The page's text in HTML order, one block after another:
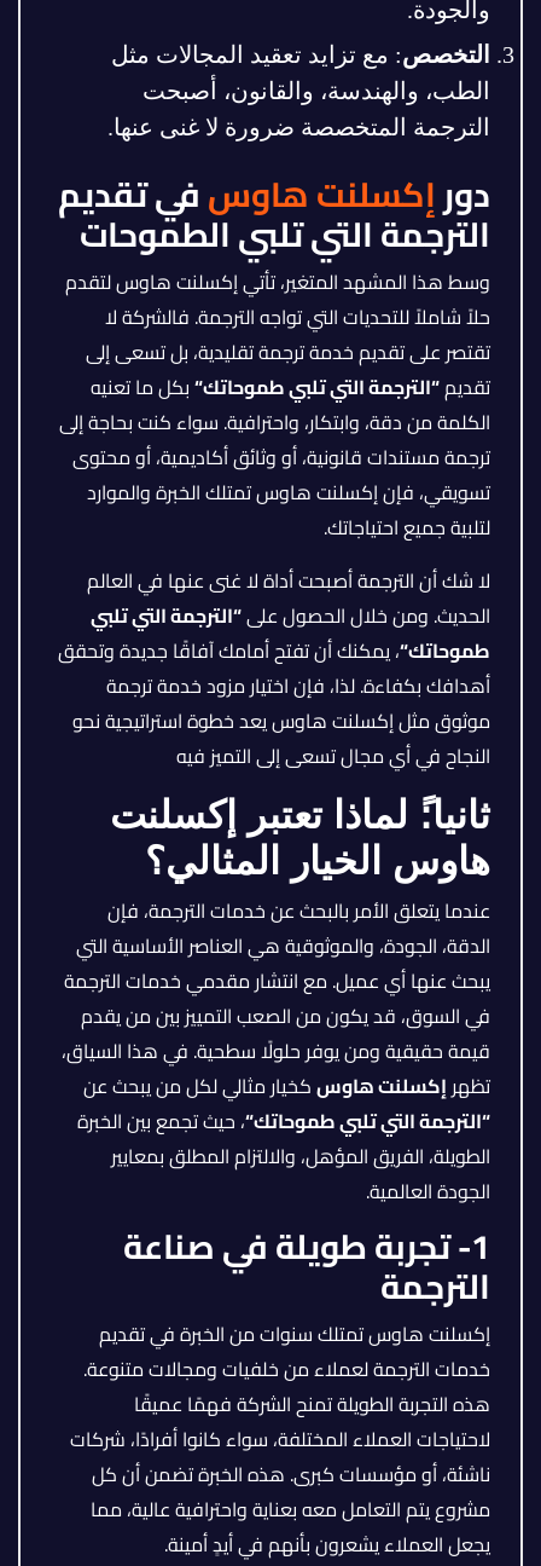
والجودة.
التخصص: مع تزايد تعقيد المجالات مثل
الطب، والهندسة، والقانون، أصبحت
الترجمة المتخصصة ضرورة لا غنى عنها.
دورإكسلنت هاوسفي تقديم
الترجمة التي تلبي الطموحات
وسط هذا المشهد المتغير، تأتي إكسلنت هاوس لتقدم
حلاً شاملاً للتحديات التي تواجه الترجمة. فالشركة لا
تقتصر على تقديم خدمة ترجمة تقليدية، بل تسعى إلى
تقديم“الترجمة التي تلبي طموحاتك“بكل ما تعنيه
الكلمة من دقة، وابتكار، واحترافية. سواء كنت بحاجة إلى
ترجمة مستندات قانونية، أو وثائق أكاديمية، أو محتوى
تسويقي، فإن إكسلنت هاوس تمتلك الخبرة والموارد
لتلبية جميع احتياجاتك.
لا شك أن الترجمة أصبحت أداة لا غنى عنها في العالم
الحديث. ومن خلال الحصول على“الترجمة التي تلبي
طموحاتك“، يمكنك أن تفتح أمامك آفاقًا جديدة وتحقق
أهدافك بكفاءة. لذا، فإن اختيار مزود خدمة ترجمة
موثوق مثل إكسلنت هاوس يعد خطوة استراتيجية نحو
النجاح في أي مجال تسعى إلى التميز فيه
ثانيا:ً لماذا تعتبر إكسلنت
هاوس الخيار المثالي؟
عندما يتعلق الأمر بالبحث عن خدمات الترجمة، فإن
الدقة، الجودة، والموثوقية هي العناصر الأساسية التي
يبحث عنها أي عميل. مع انتشار مقدمي خدمات الترجمة
في السوق، قد يكون من الصعب التمييز بين من يقدم
قيمة حقيقية ومن يوفر حلولًا سطحية. في هذا السياق،
تظهر إكسلنت هاوسكخيار مثالي لكل من يبحث عن
“الترجمة التي تلبي طموحاتك“، حيث تجمع بين الخبرة
الطويلة، الفريق المؤهل، والالتزام المطلق بمعايير
الجودة العالمية.
1- تجربة طويلة في صناعة
الترجمة
إكسلنت هاوس تمتلك سنوات من الخبرة في تقديم
خدمات الترجمة لعملاء من خلفيات ومجالات متنوعة.
هذه التجربة الطويلة تمنح الشركة فهمًا عميقًا
لاحتياجات العملاء المختلفة، سواء كانوا أفرادًا، شركات
ناشئة، أو مؤسسات كبرى. هذه الخبرة تضمن أن كل
مشروع يتم التعامل معه بعناية واحترافية عالية، مما
يجعل العملاء يشعرون بأنهم في أيدٍ أمينة.